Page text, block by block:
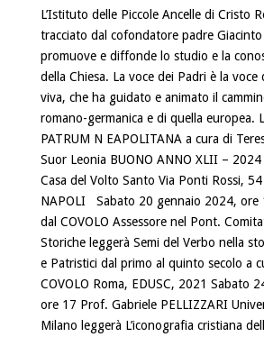
L’Istituto delle Piccole Ancelle di Cristo
tracciato dal cofondatore padre
promuove e diffonde lo studio e la
della Chiesa. La voce dei Padri è la
viva, che ha guidato e animato il
romano-germanica e di quella europea.
PATRUM N EAPOLITANA a cura di
Suor Leonia BUONO ANNO XLII –
Casa del Volto Santo Via Ponti Rossi,
NAPOLI Sabato 20 gennaio 2024, ore
dal COVOLO Assessore nel Pont.
Storiche leggerà Semi del Verbo nella
e Patristici dal primo al quinto secolo a
COVOLO Roma, EDUSC, 2021 Sabato
ore 17 Prof. Gabriele PELLIZZARI
Milano leggerà L’iconografia cristiana